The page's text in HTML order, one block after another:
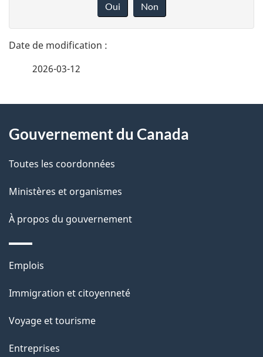
t
a
l
s
l
a
p
g
e
n
o
t
e
r
é
t
r
a
c
i
o
Oui Non
2026-03-12
propos
de
ce
site
Gouvernement du Canada
Toutes les coordonnées
Ministères et organismes
À propos du gouvernement
Thèmes
sujets
Emplois
Immigration et citoyenneté
Voyage et tourisme
Entreprises